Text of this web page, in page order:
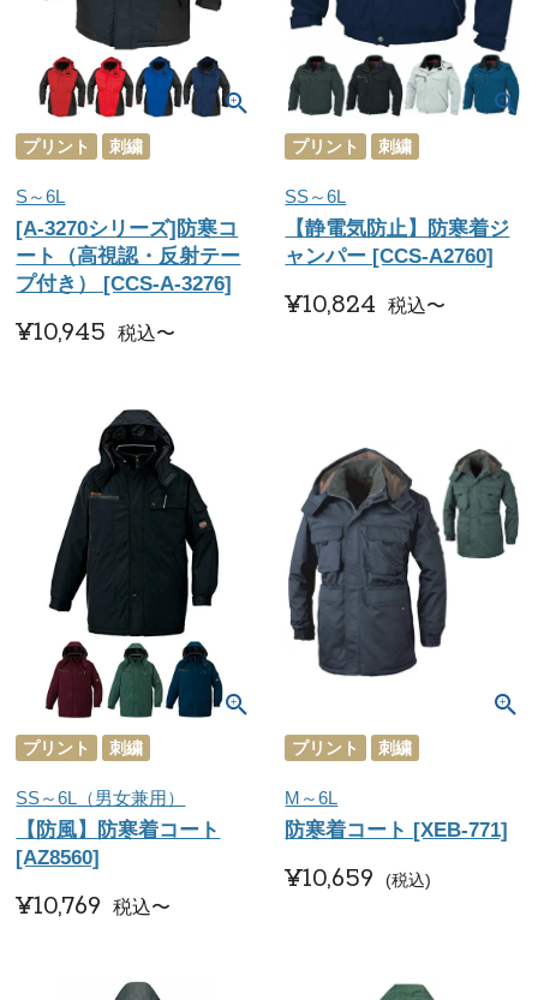
プリント 刺繍
S～6L
[A-3270シリーズ]防寒コ
ート（高視認・反射テー
プ付き） [CCS-A-3276]
¥10,945 税込〜
プリント 刺繍
SS～6L
【静電気防止】防寒着ジ
ャンパー [CCS-A2760]
¥10,824 税込〜
プリント 刺繍
SS～6L（男女兼用）
【防風】防寒着コート
[AZ8560]
¥10,769 税込〜
プリント 刺繍
M～6L
防寒着コート [XEB-771]
¥10,659 税込